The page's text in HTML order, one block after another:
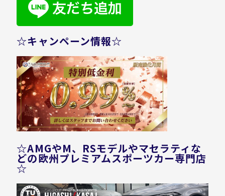
☆キャンペーン情報☆
☆AMGやM、RSモデルやマセラティな
どの欧州プレミアムスポーツカー専門店
☆